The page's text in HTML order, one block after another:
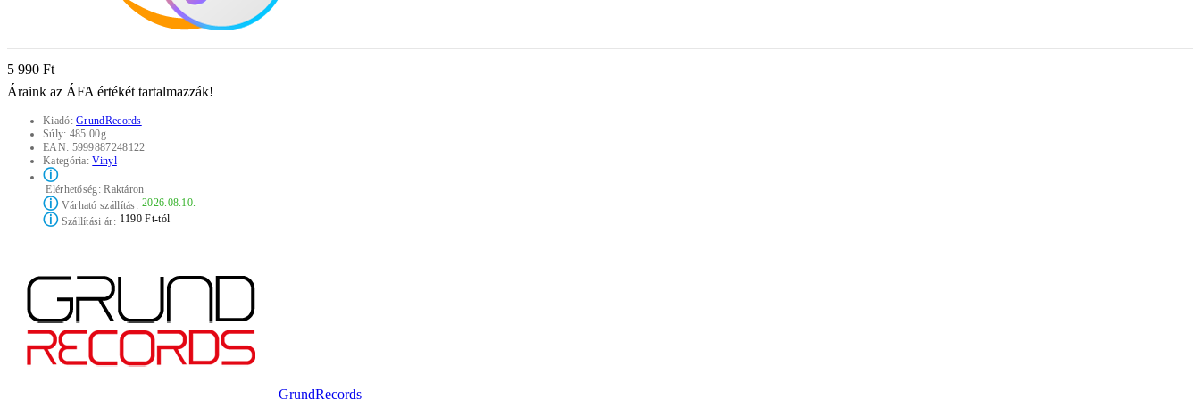
5 990 Ft
Áraink az ÁFA értékét tartalmazzák!
Kiadó:GrundRecords
Súly: 485.00g
EAN: 5999887248122
Kategória:Vinyl
ⓘ
Elérhetőség:Raktáron
ⓘVárható szállítás: 2026.08.10.
ⓘSzállítási ár: 1190 Ft-tól
GrundRecords